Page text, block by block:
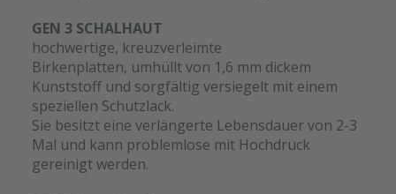
GEN 3 SCHALHAUT
hochwertige, kreuzverleimte
Birkenplatten, umhüllt von 1,6 mm dickem
Kunststoff und sorgfältig versiegelt mit einem
speziellen Schutzlack.
Sie besitzt eine verlängerte Lebensdauer von 2-3
Mal und kann problemlose mit Hochdruck
gereinigt werden.